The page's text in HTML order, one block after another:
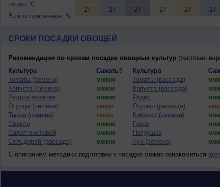
почвы,°C
Влагосодержание, %
27 27 27 27 27 27
СРОКИ ПОСАДКИ ОВОЩЕЙ
Рекомендации по срокам посадки овощных культур(тестовая
Культура
Сажать? Культура
Томаты (семена)
можно Томаты (рассада)
Капуста (семена) можно Капуста (рассада)
Редька зеленая можно Редис
Огурцы (семена) скоро Огурцы (рассада)
Тыква (семена) скоро Кабачки (семена)
Свекла можно Горох
Салат листовой можно Петрушка
Сельдерей (рассада) можно Лук (семена)
С описанием методики подготовки к посадке можно ознакомиться